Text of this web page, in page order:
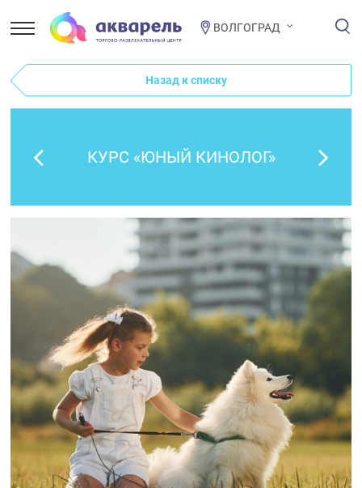
ВОЛГОГРАД
Назад к списку
КУРС «ЮНЫЙ КИНОЛОГ»